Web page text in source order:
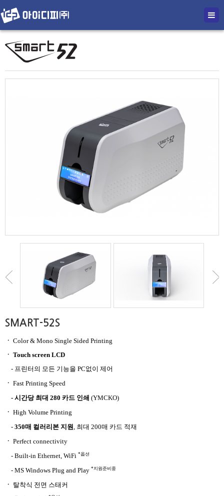
SMART-52S
ㆍ Color & Mono Single Sided Printing
ㆍ Touch screen LCD
- 프린터의 모든 기능을 PC없이 제어
ㆍ Fast Printing Speed
- 시간당 최대 280 카드 인쇄 (YMCKO)
ㆍ High Volume Printing
- 350매 컬러리본 지원, 최대 200매 카드 적재
ㆍ Perfect connectivity
- Built-in Ethernet, WiFi *옵션
- MS Windows Plug and Play *지원준비중
ㆍ 탈착식 전면 스태커